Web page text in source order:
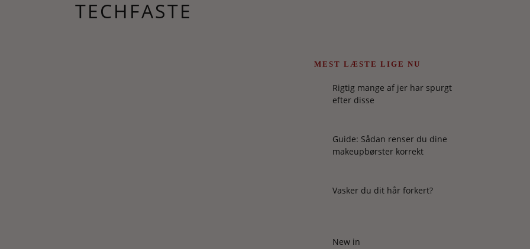
TECHFASTE
MEST LÆSTE LIGE NU
Rigtig mange af jer har spurgt
efter disse
Guide: Sådan renser du dine
makeupbørster korrekt
Vasker du dit hår forkert?
New in